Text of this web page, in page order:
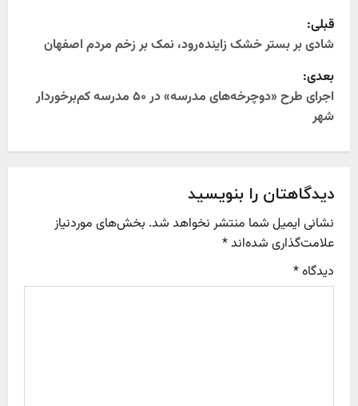
P
o
s
t
n
a
v
i
g
قبلی:
شادی بر بستر خشک زاینده‌رود، نمک بر زخم مردم اصفهان
بعدی:
اجرای طرح «دوچرخه‌های مدرسه» در ۵۰ مدرسه کم‌برخوردار
شهر
دیدگاهتان را بنویسید
نشانی ایمیل شما منتشر نخواهد شد. بخش‌های موردنیاز
علامت‌گذاری شده‌اند*
دیدگاه*